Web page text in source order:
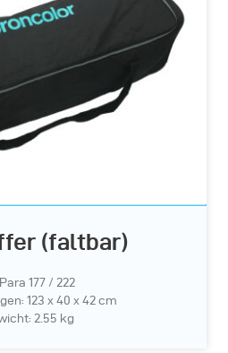
(faltbar)
177 / 222
123 x 40 x 42 cm
2.55 kg